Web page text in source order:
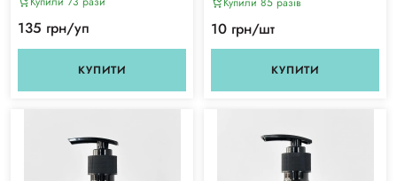
135 грн/уп
КУПИТИ
10 грн/шт
КУПИТИ